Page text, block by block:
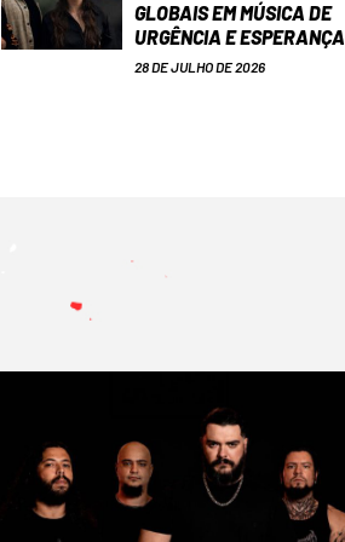
GLOBAIS EM MÚSICA DE
URGÊNCIA E ESPERANÇA
28 DE JULHO DE 2026